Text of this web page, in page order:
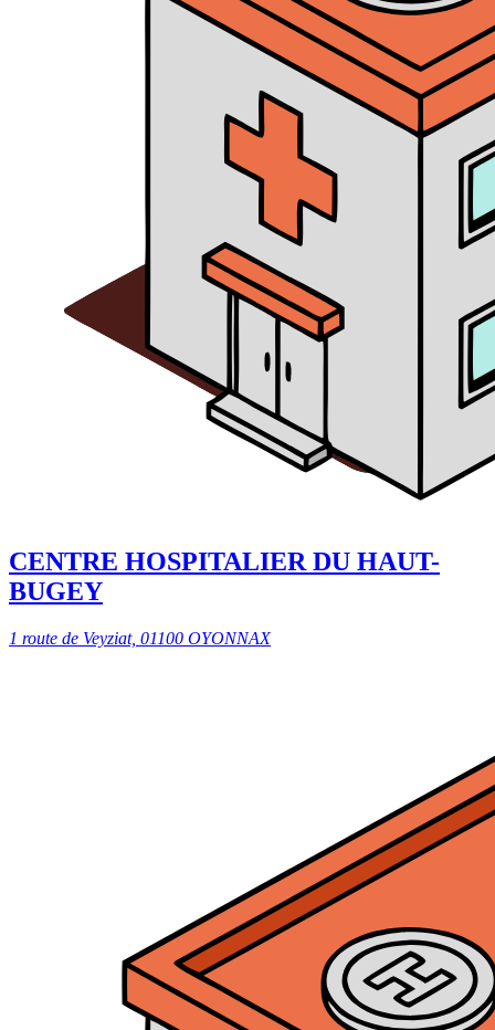
CENTRE HOSPITALIER DU HAUT-
BUGEY
1 route de Veyziat, 01100 OYONNAX